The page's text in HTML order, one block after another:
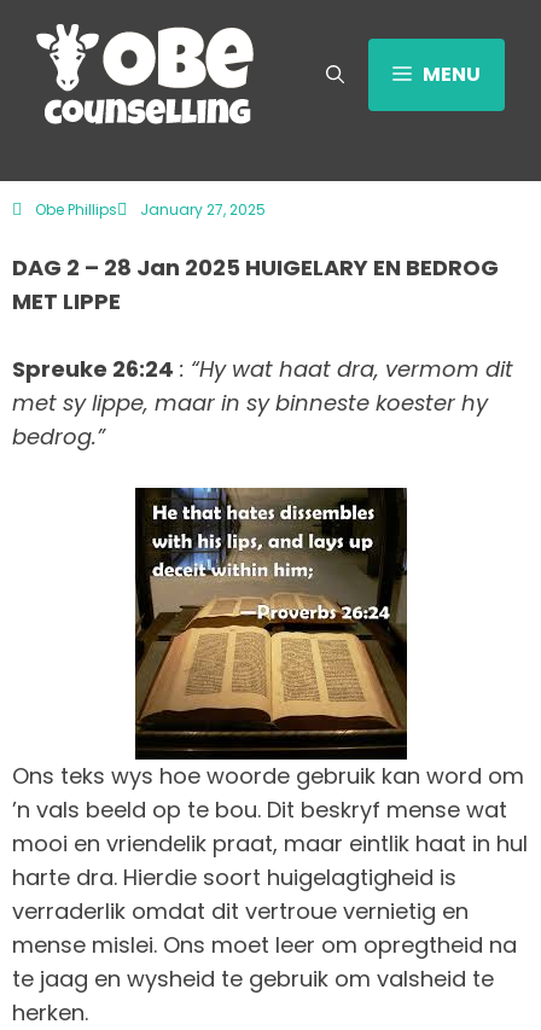
MENU
Obe Phillips January 27, 2025
DAG 2 – 28 Jan 2025 HUIGELARY EN BEDROG
MET LIPPE
Spreuke 26:24 : “Hy wat haat dra, vermom dit
met sy lippe, maar in sy binneste koester hy
bedrog.”
Ons teks wys hoe woorde gebruik kan word om
’n vals beeld op te bou. Dit beskryf mense wat
mooi en vriendelik praat, maar eintlik haat in hul
harte dra. Hierdie soort huigelagtigheid is
verraderlik omdat dit vertroue vernietig en
mense mislei. Ons moet leer om opregtheid na
te jaag en wysheid te gebruik om valsheid te
herken.